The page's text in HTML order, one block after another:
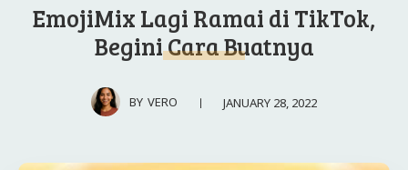
EmojiMix Lagi Ramai di TikTok,
Begini Cara Buatnya
BY VERO JANUARY 28, 2022